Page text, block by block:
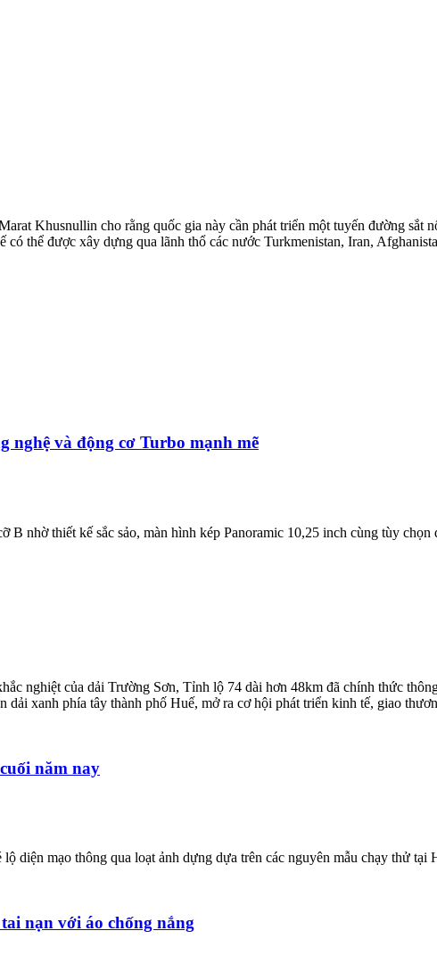
Khusnullin cho rằng quốc gia này cần phát triển một tuyến đường
có thể được xây dựng qua lãnh thổ các nước Turkmenistan, Iran,
nghệ và động cơ Turbo mạnh mẽ
nhờ thiết kế sắc sảo, màn hình kép Panoramic 10,25 inch cùng tùy chọn
nghiệt của dải Trường Sơn, Tỉnh lộ 74 dài hơn 48km đã chính thức
xanh phía tây thành phố Huế, mở ra cơ hội phát triển kinh tế, giao
năm nay
diện mạo thông qua loạt ảnh dựng dựa trên các nguyên mẫu chạy thử tại
nạn với áo chống nắng